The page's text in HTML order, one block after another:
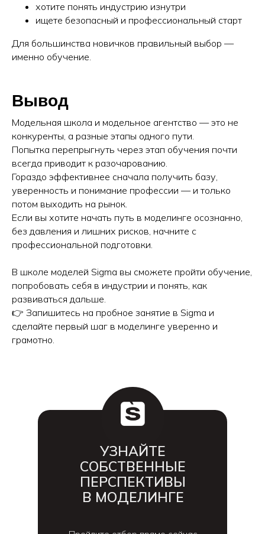
хотите понять индустрию изнутри
ищете безопасный и профессиональный старт
Для большинства новичков правильный выбор —
именно обучение.
Вывод
Модельная школа и модельное агентство — это не
конкуренты, а разные этапы одного пути.
Попытка перепрыгнуть через этап обучения почти
всегда приводит к разочарованию.
Гораздо эффективнее сначала получить базу,
уверенность и понимание профессии — и только
потом выходить на рынок.
Если вы хотите начать путь в моделинге осознанно,
без давления и лишних рисков, начните с
профессиональной подготовки.
В школе моделей Sigma вы сможете пройти обучение,
попробовать себя в индустрии и понять, как
развиваться дальше.
👉 Запишитесь на пробное занятие в Sigma и
сделайте первый шаг в моделинге уверенно и
грамотно.
УЗНАЙТЕ
СОБСТВЕННЫЕ
ПЕРСПЕКТИВЫ
В МОДЕЛИНГЕ